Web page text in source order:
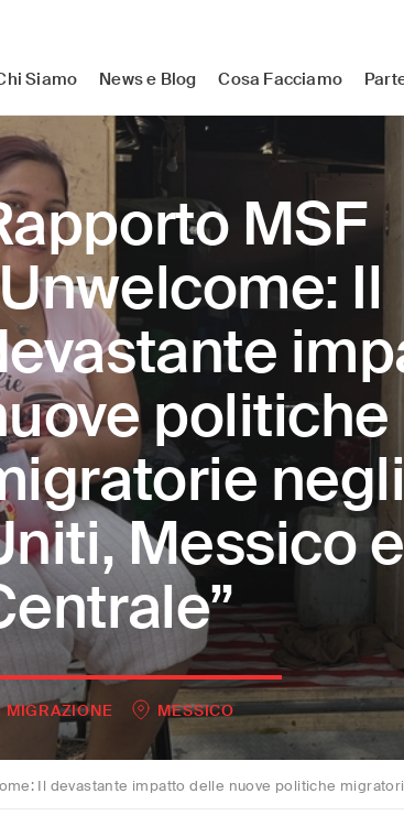
Siamo News e Blog Cosa Facciamo
MSF
Il
politiche
Messico
MIGRAZIONE MESSICO
impatto delle nuove politiche migratorie negli Stati Uniti, Messico e